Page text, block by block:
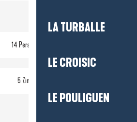
LA TURBALLE
LE CROISIC
LE POULIGUEN
14 Person(en)
5 Zimmer